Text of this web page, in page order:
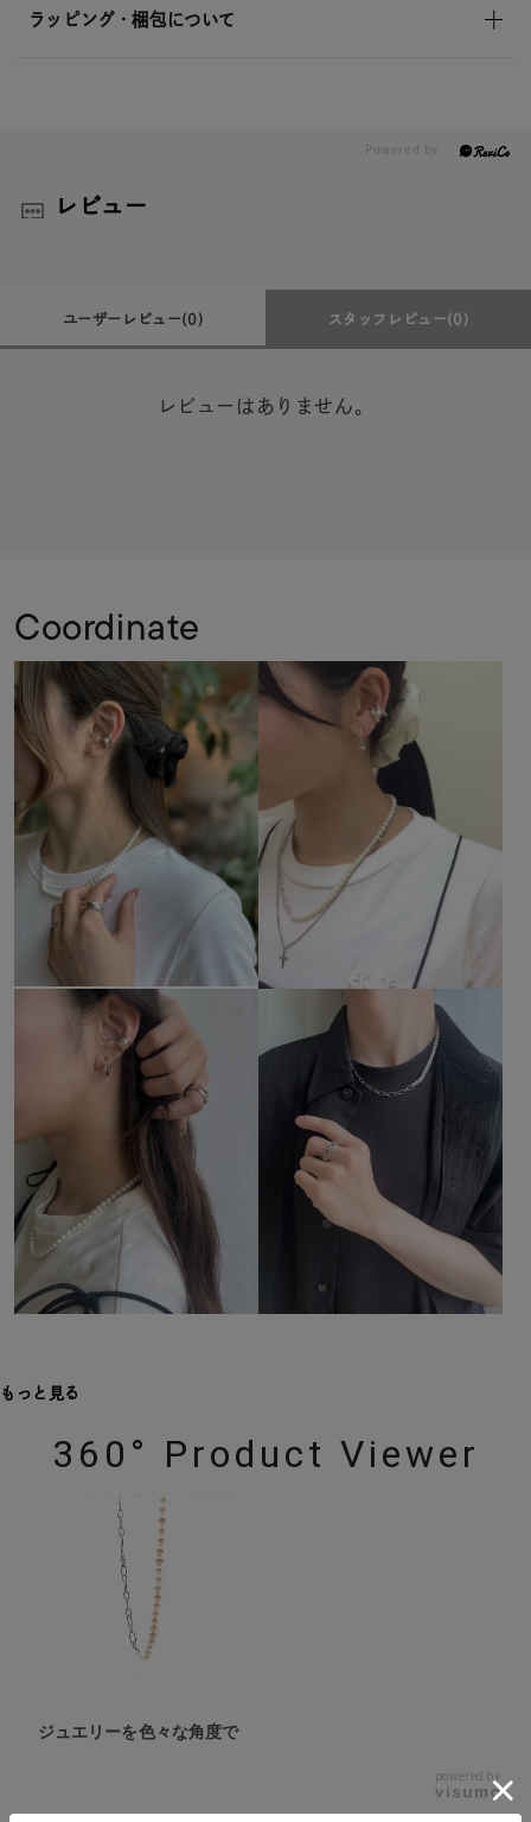
ラッピング・梱包について
レビュー
ユーザーレビュー(0) スタッフレビュー(0)
レビューはありません。
Coordinate
もっと見る
360° Product Viewer
ジュエリーを色々な角度で
powered by